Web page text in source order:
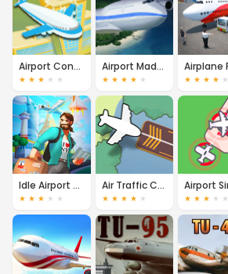
Airport Control
★ ★ ★ ★ ★
Airport Madness 4
★ ★ ★ ★ ★ ★ ★ ★ ★ ★
Idle Airport Tycoon
★ ★ ★ ★ ★
Air Traffic Control
★ ★ ★ ★ ★ ★ ★ ★ ★ ★